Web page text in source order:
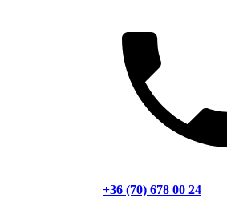
+36 (70) 678 00 24